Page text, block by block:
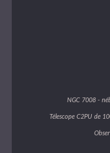
NGC 7008 -
Télescope C2PU de